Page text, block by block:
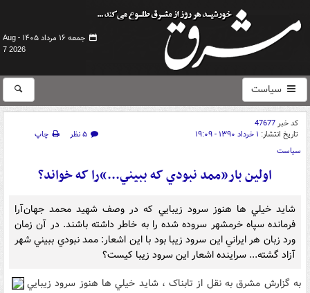
جمعه ۱۶ مرداد ۱۴۰۵ -
Aug
7 2026
سیاست
کد خبر47677
تاریخ انتشار: ۱ خرداد ۱۳۹۰ - ۱۹:۰۹ ۵ نظر
چاپ
سیاست
اولين بار«ممد نبودي که ببيني...»را که خواند؟
شايد خيلي ها هنوز سرود زيبايي که در وصف شهيد محمد جهان‌آرا
فرمانده سپاه خرمشهر سروده شده را به خاطر داشته باشند. در آن زمان
ورد زبان هر ايراني اين سرود زيبا بود با اين اشعار: ممد نبودي ببيني شهر
آزاد گشته... سراينده اشعار اين سرود زيبا کيست؟
به گزارش مشرق به نقل از تابناک ، شايد خيلي ها هنوز سرود زيبايي